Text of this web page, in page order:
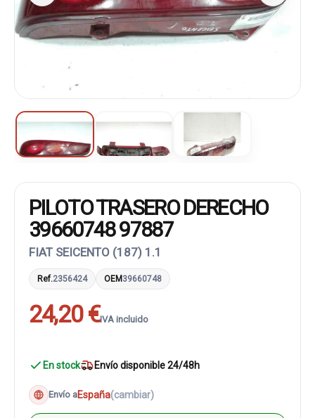
PILOTO TRASERO DERECHO
39660748 97887
FIAT SEICENTO (187) 1.1
Ref.2356424 OEM39660748
24,20 €IVA incluido
En stock Envío disponible 24/48h
Envío aEspaña(cambiar)